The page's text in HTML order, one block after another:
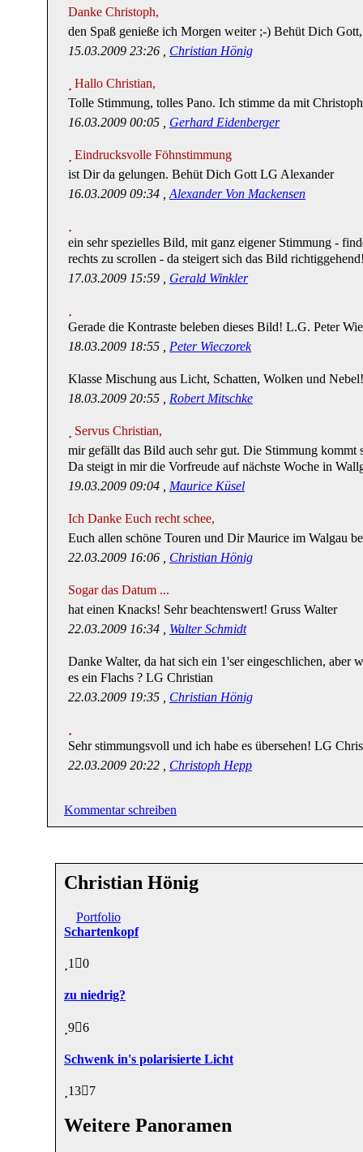
Danke Christoph,
den Spaß genieße ich Morgen weiter ;-) Behüt Dich
15.03.2009 23:26 , Christian Hönig
Hallo Christian,
Tolle Stimmung, tolles Pano. Ich stimme da mit
16.03.2009 00:05 , Gerhard Eidenberger
Eindrucksvolle Föhnstimmung
ist Dir da gelungen. Behüt Dich Gott LG Alexander
16.03.2009 09:34 , Alexander Von Mackensen
ein sehr spezielles Bild, mit ganz eigener Stimmung -
rechts zu scrollen - da steigert sich das Bild
17.03.2009 15:59 , Gerald Winkler
Gerade die Kontraste beleben dieses Bild! L.G. Peter
18.03.2009 18:55 , Peter Wieczorek
Klasse Mischung aus Licht, Schatten, Wolken und Nebel!
18.03.2009 20:55 , Robert Mitschke
Servus Christian,
mir gefällt das Bild auch sehr gut. Die Stimmung kommt
Da steigt in mir die Vorfreude auf nächste Woche in
19.03.2009 09:04 , Maurice Küsel
Ich Danke Euch recht schee,
Euch allen schöne Touren und Dir Maurice im Walgau
22.03.2009 16:06 , Christian Hönig
Sogar das Datum ...
hat einen Knacks! Sehr beachtenswert! Gruss Walter
22.03.2009 16:34 , Walter Schmidt
Danke Walter, da hat sich ein 1'ser eingeschlichen, aber
es ein Flachs ? LG Christian
22.03.2009 19:35 , Christian Hönig
Sehr stimmungsvoll und ich habe es übersehen! LG
22.03.2009 20:22 , Christoph Hepp
Kommentar schreiben
Christian Hönig
Portfolio
Schartenkopf
1 0
zu niedrig?
9 6
Schwenk in's polarisierte Licht
13 7
Weitere Panoramen